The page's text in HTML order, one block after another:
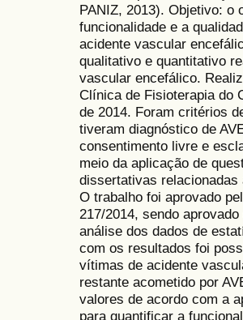
PANIZ, 2013). Objetivo: o
funcionalidade e a
acidente vascular
qualitativo e quantitativo
vascular encefálico.
Clínica de Fisioterapia do
de 2014. Foram critérios
tiveram diagnóstico de
consentimento livre e
meio da aplicação de
dissertativas
O trabalho foi aprovado
217/2014, sendo
análise dos dados de
com os resultados foi
vítimas de acidente
restante acometido por
valores de acordo com a
para quantificar a